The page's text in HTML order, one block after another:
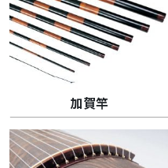
加賀竿